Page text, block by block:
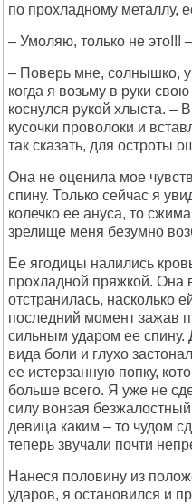
по прохладному металлу,
– Умоляю, только не это!!!
– Поверь мне, солнышко,
когда я возьму в руки
коснулся рукой хлыста. –
кусочки проволоки и
так сказать, для остроты
Она не оценила мое
спину. Только сейчас я
колечко ее ануса, то
зрелище меня безумно
Ее ягодицы налились
прохладной пряжкой. Она
отстранилась, насколько
последний момент зажав
сильным ударом ее спину.
вида боли и глухо
ее истерзанную попку,
больше всего. Я уже не
силу вонзая
девица каким – то чудом
теперь звучали почти
Нанеся половину из
ударов, я остановился и